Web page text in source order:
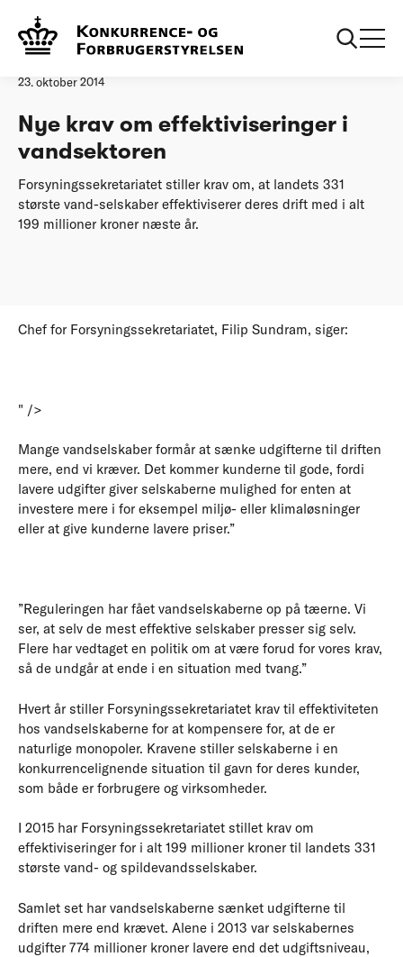
Forside
23. oktober 2014
Nye krav om effektiviseringer i
vandsektoren
Forsyningssekretariatet stiller krav om, at landets 331
største vand-selskaber effektiviserer deres drift med i alt
199 millioner kroner næste år.
Chef for Forsyningssekretariatet, Filip Sundram, siger:
" />
Mange vandselskaber formår at sænke udgifterne til driften
mere, end vi kræver. Det kommer kunderne til gode, fordi
lavere udgifter giver selskaberne mulighed for enten at
investere mere i for eksempel miljø- eller klimaløsninger
eller at give kunderne lavere priser.”
”Reguleringen har fået vandselskaberne op på tæerne. Vi
ser, at selv de mest effektive selskaber presser sig selv.
Flere har vedtaget en politik om at være forud for vores krav,
så de undgår at ende i en situation med tvang.”
Hvert år stiller Forsyningssekretariatet krav til effektiviteten
hos vandselskaberne for at kompensere for, at de er
naturlige monopoler. Kravene stiller selskaberne i en
konkurrencelignende situation til gavn for deres kunder,
som både er forbrugere og virksomheder.
I 2015 har Forsyningssekretariatet stillet krav om
effektiviseringer for i alt 199 millioner kroner til landets 331
største vand- og spildevandsselskaber.
Samlet set har vandselskaberne sænket udgifterne til
driften mere end krævet. Alene i 2013 var selskabernes
udgifter 774 millioner kroner lavere end det udgiftsniveau,